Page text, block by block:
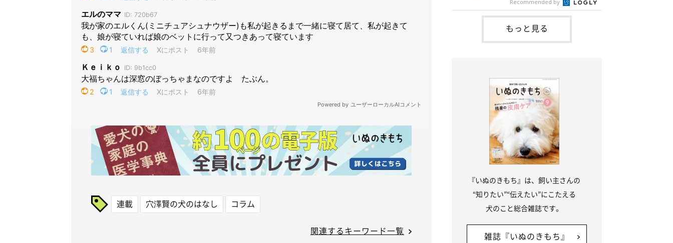
連載 穴澤賢の犬のはなし コラム
関連するキーワード一覧
表情を浮かべるシルビアちゃんの姿が写っ
ていました。こちらは、保護犬だったシル
れました。飼い主さん： 「ある休日のこ
とです。私がソファに座った途端にひざの
上にのってきたので、そのままなでながら
テレビを見ていたのですが、微動だにしな
いので気になって見てみると、腕にしがみ
Recommended by
もっと見る
『いぬのきもち』は、飼い主さんの
“知りたい”“伝えたい”にこたえる
犬のこと総合雑誌です。
雑誌『いぬのきもち』